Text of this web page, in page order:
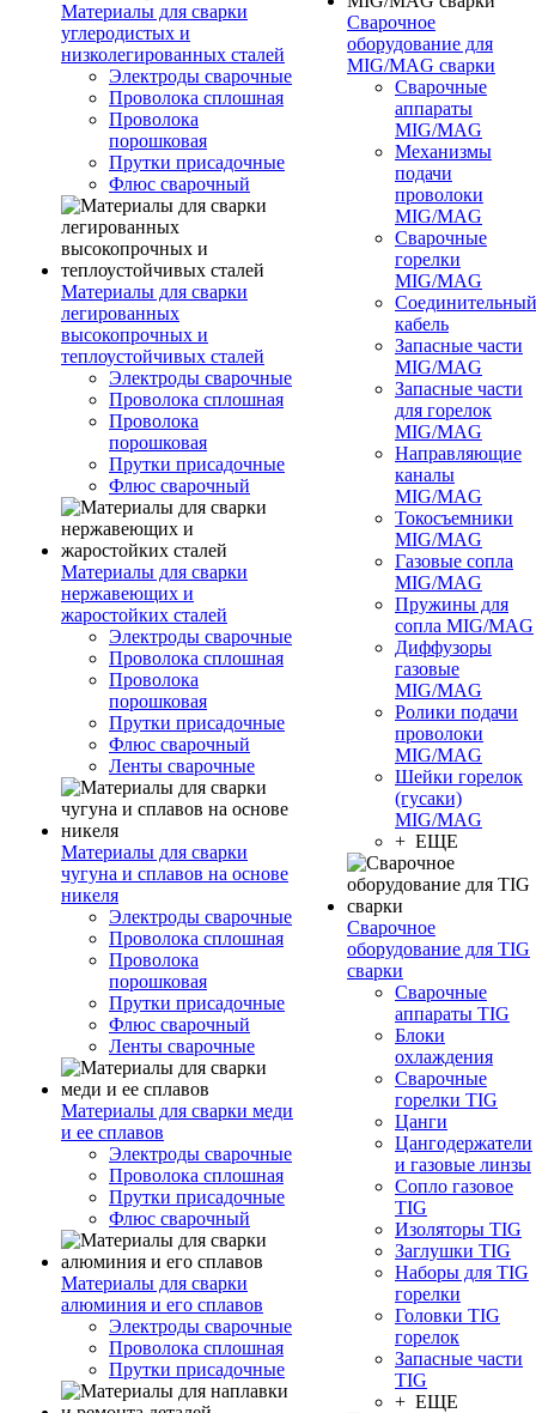
Материалы для сварки
углеродистых и
низколегированных сталей
Электроды сварочные
Проволока сплошная
Проволока
порошковая
Прутки присадочные
Флюс сварочный
Материалы для сварки
легированных
высокопрочных и
теплоустойчивых сталей
Электроды сварочные
Проволока сплошная
Проволока
порошковая
Прутки присадочные
Флюс сварочный
Материалы для сварки
нержавеющих и
жаростойких сталей
Электроды сварочные
Проволока сплошная
Проволока
порошковая
Прутки присадочные
Флюс сварочный
Ленты сварочные
Материалы для сварки
чугуна и сплавов на основе
никеля
Электроды сварочные
Проволока сплошная
Проволока
порошковая
Прутки присадочные
Флюс сварочный
Ленты сварочные
Материалы для сварки меди
и ее сплавов
Электроды сварочные
Проволока сплошная
Прутки присадочные
Флюс сварочный
Материалы для сварки
алюминия и его сплавов
Электроды сварочные
Проволока сплошная
Прутки присадочные
Сварочное
оборудование для
MIG/MAG сварки
Сварочные
аппараты
MIG/MAG
Механизмы
подачи
проволоки
MIG/MAG
Сварочные
горелки
MIG/MAG
Соединительный
кабель
Запасные части
MIG/MAG
Запасные части
для горелок
MIG/MAG
Направляющие
каналы
MIG/MAG
Токосъемники
MIG/MAG
Газовые сопла
MIG/MAG
Пружины для
сопла MIG/MAG
Диффузоры
газовые
MIG/MAG
Ролики подачи
проволоки
MIG/MAG
Шейки горелок
(гусаки)
MIG/MAG
+ ЕЩЕ
Сварочное
оборудование для TIG
сварки
Сварочные
аппараты TIG
Блоки
охлаждения
Сварочные
горелки TIG
Цанги
Цангодержатели
и газовые линзы
Сопло газовое
TIG
Изоляторы TIG
Заглушки TIG
Наборы для TIG
горелки
Головки TIG
горелок
Запасные части
TIG
+ ЕЩЕ